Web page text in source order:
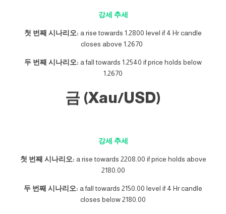
강세 추세
첫 번째 시나리오: a rise towards 1.2800 level if 4 Hr candle
closes above 1.2670
두 번째 시나리오: a fall towards 1.2540 if price holds below
1.2670
금 (Xau/USD)
강세 추세
첫 번째 시나리오: a rise towards 2208.00 if price holds above
2180.00
두 번째 시나리오: a fall towards 2150.00 level if 4 Hr candle
closes below 2180.00